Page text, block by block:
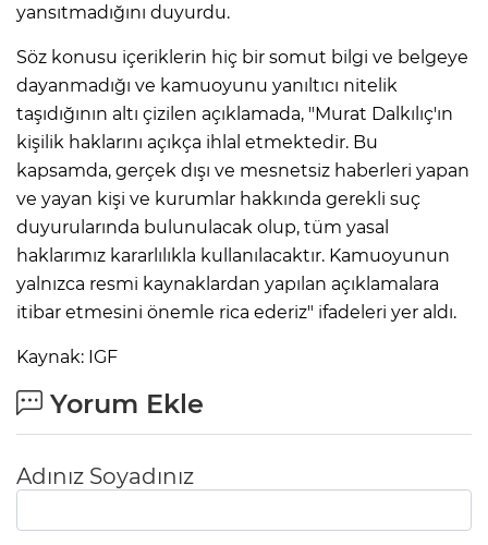
yansıtmadığını duyurdu.
Söz konusu içeriklerin hiç bir somut bilgi ve belgeye
dayanmadığı ve kamuoyunu yanıltıcı nitelik
taşıdığının altı çizilen açıklamada, "Murat Dalkılıç'ın
kişilik haklarını açıkça ihlal etmektedir. Bu
kapsamda, gerçek dışı ve mesnetsiz haberleri yapan
ve yayan kişi ve kurumlar hakkında gerekli suç
duyurularında bulunulacak olup, tüm yasal
haklarımız kararlılıkla kullanılacaktır. Kamuoyunun
yalnızca resmi kaynaklardan yapılan açıklamalara
itibar etmesini önemle rica ederiz" ifadeleri yer aldı.
Kaynak: IGF
Yorum Ekle
Adınız Soyadınız